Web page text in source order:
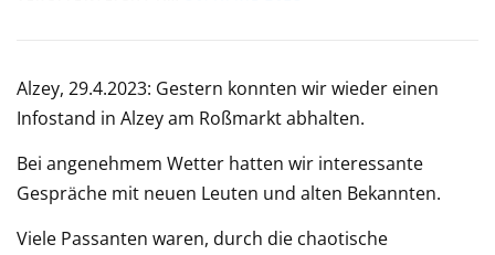
Alzey, 29.4.2023: Gestern konnten wir wieder einen
Infostand in Alzey am Roßmarkt abhalten.
Bei angenehmem Wetter hatten wir interessante
Gespräche mit neuen Leuten und alten Bekannten.
Viele Passanten waren, durch die chaotische